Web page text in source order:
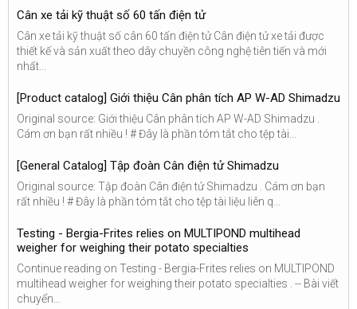
Cân xe tải kỹ thuật số 60 tấn điện tử
Cân xe tải kỹ thuật số cân 60 tấn điện tử Cân điện tử xe tải được
thiết kế và sản xuất theo dây chuyền công nghệ tiên tiến và mới
nhất...
[Product catalog] Giới thiệu Cân phân tích AP W-AD Shimadzu
Original source: Giới thiệu Cân phân tích AP W-AD Shimadzu .
Cám ơn bạn rất nhiều ! # Đây là phần tóm tắt cho tệp tài...
[General Catalog] Tập đoàn Cân điện tử Shimadzu
Original source: Tập đoàn Cân điện tử Shimadzu . Cám ơn bạn
rất nhiều ! # Đây là phần tóm tắt cho tệp tài liệu liên q...
Testing - Bergia-Frites relies on MULTIPOND multihead
weigher for weighing their potato specialties
Continue reading on Testing - Bergia-Frites relies on MULTIPOND
multihead weigher for weighing their potato specialties . -- Bài viết
chuyển...